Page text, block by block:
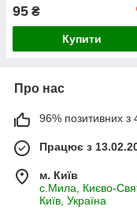
95 ₴
Купити
Про нас
96% позитивних з
Працює з
м. Київ
с.Мила, Києво-
Київ, Україна